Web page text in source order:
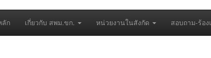
ก เกี่ยวกับ สพม.ขก. หน่วยงานในสังกัด สอบถาม-ร้อง